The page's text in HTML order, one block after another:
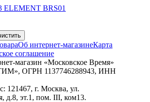
ELEMENT BRS01
Об интернет-магазинеКарта
соглашение
магазин «Московское Время»
ОГРН 1137746288943, ИНН
121467, г. Москва, ул.
д.8, эт.1, пом. III, ком13.